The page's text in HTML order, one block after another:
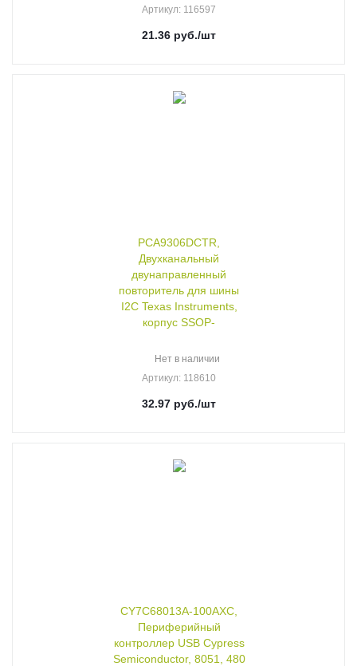
Артикул: 116597
21.36 руб./шт
PCA9306DCTR,
Двухканальный
двунаправленный
повторитель для шины
I2C Texas Instruments,
корпус SSOP-
Нет в наличии
Артикул: 118610
32.97 руб./шт
CY7C68013A-100AXC,
Периферийный
контроллер USB Cypress
Semiconductor, 8051, 480